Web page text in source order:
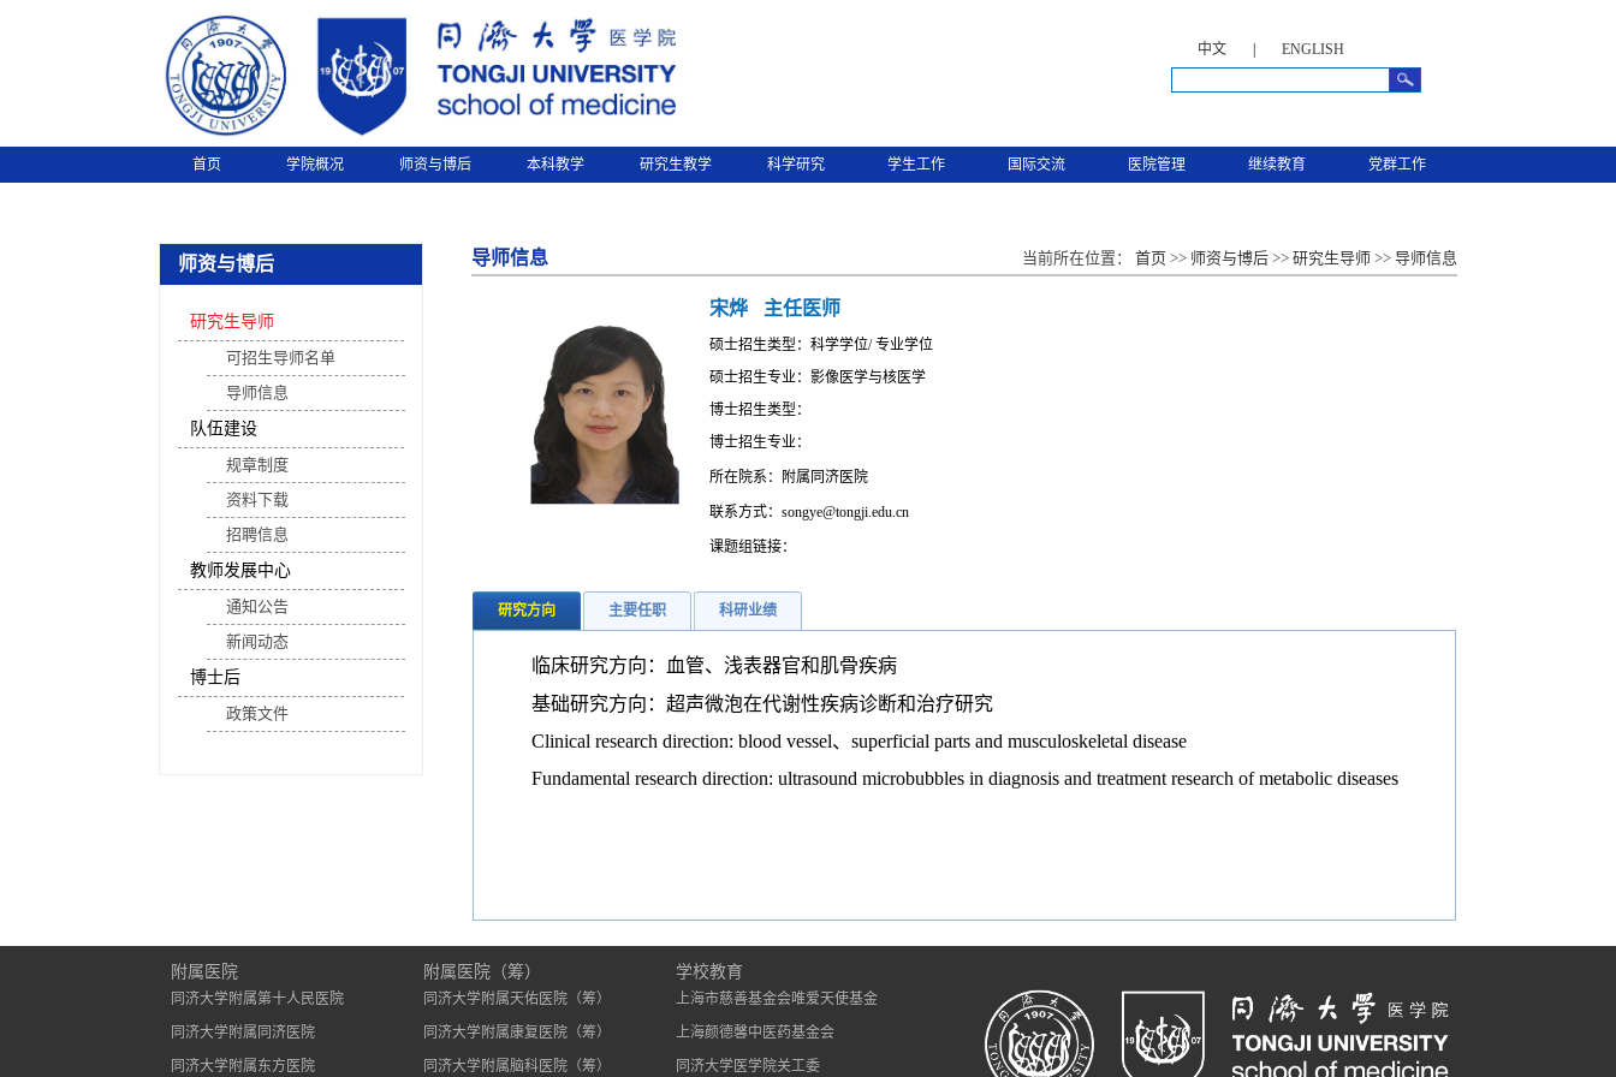
中文 ENGLISH
首页 学院概况 师资与博后 本科教学 研究生教学 科学研究 学生工作 国际交流 医院管理 继续教育 党群工作
师资与博后
研究生导师
可招生导师名单
导师信息
队伍建设
规章制度
资料下载
招聘信息
教师发展中心
通知公告
新闻动态
博士后
政策文件
导师信息 当前所在位置： 首页 >> 师资与博后 >> 研究生导师 >> 导师信息
宋烨 主任医师
硕士招生类型：科学学位/ 专业学位
硕士招生专业：影像医学与核医学
博士招生类型：
博士招生专业：
所在院系：附属同济医院
联系方式：songye@tongji.edu.cn
课题组链接：
研究方向 主要任职 科研业绩
临床研究方向：血管、浅表器官和肌骨疾病
基础研究方向：超声微泡在代谢性疾病诊断和治疗研究
Clinical research direction: blood vessel、 superficial parts and musculoskeletal disease
Fundamental research direction: ultrasound microbubbles in diagnosis and treatment research of metabolic diseases
附属医院
同济大学附属第十人民医院
同济大学附属同济医院
同济大学附属东方医院
附属医院（筹）
同济大学附属天佑医院（筹）
同济大学附属康复医院（筹）
同济大学附属脑科医院（筹）
学校教育
上海市慈善基金会唯爱天使基金
上海颜德馨中医药基金会
同济大学医学院关工委